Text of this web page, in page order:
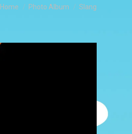
Je bent hier:
Home Photo Album Slang